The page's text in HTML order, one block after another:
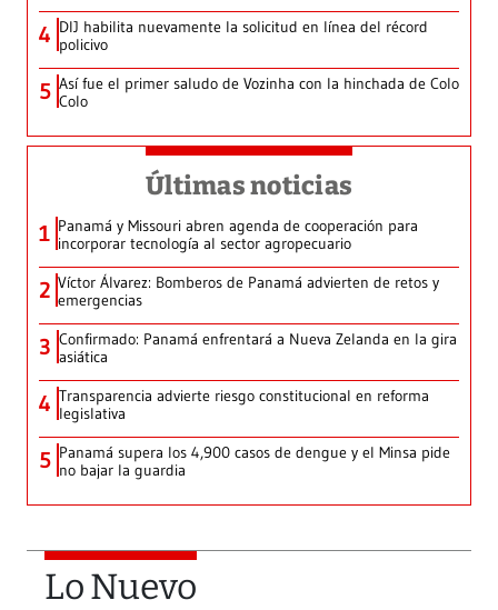
4 DIJ habilita nuevamente la solicitud en línea del récord
policivo
5 Así fue el primer saludo de Vozinha con la hinchada de Colo
Colo
Últimas noticias
1 Panamá y Missouri abren agenda de cooperación para
incorporar tecnología al sector agropecuario
2 Víctor Álvarez: Bomberos de Panamá advierten de retos y
emergencias
3 Confirmado: Panamá enfrentará a Nueva Zelanda en la gira
asiática
4 Transparencia advierte riesgo constitucional en reforma
legislativa
5 Panamá supera los 4,900 casos de dengue y el Minsa pide
no bajar la guardia
Lo Nuevo